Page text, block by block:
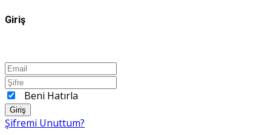
Giriş
Beni Hatırla
Giriş
Şifremi Unuttum?